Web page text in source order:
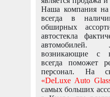
Наша компания на
всегда в
обширных
автостекла
возникающие с
всегда поможет
персонал. На
«DeLuxe Auto
самых больших